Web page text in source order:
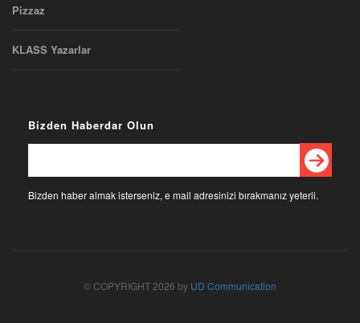
Pizzaz
KLASS Yazarlar
Bizden Haberdar Olun
Bizden haber almak isterseniz, e mail adresinizi bırakmanız yeterli.
© COPYRIGHT 2026 by UD Communication